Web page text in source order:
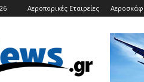
Αεροπορικές Εταιρείες